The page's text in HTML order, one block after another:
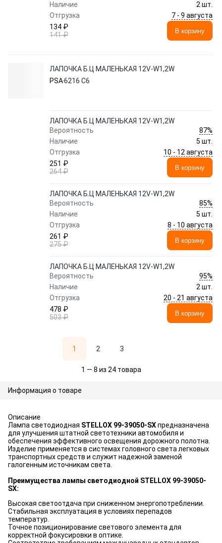
Наличие
2 шт.
Отгрузка
7 - 9 августа
134 ₽
141 ₽
В корзину
ЛАПОЧКА Б.Ц МАЛЕНЬКАЯ 12V-W1,2W
PSA6216 C6
ЛАПОЧКА Б.Ц МАЛЕНЬКАЯ 12V-W1,2W
Вероятность
87%
Наличие
5 шт.
Отгрузка
10 - 12 августа
251 ₽
264 ₽
В корзину
ЛАПОЧКА Б.Ц МАЛЕНЬКАЯ 12V-W1,2W
Вероятность
85%
Наличие
5 шт.
Отгрузка
8 - 10 августа
261 ₽
275 ₽
В корзину
ЛАПОЧКА Б.Ц МАЛЕНЬКАЯ 12V-W1,2W
Вероятность
95%
Наличие
2 шт.
Отгрузка
20 - 21 августа
478 ₽
503 ₽
В корзину
1 2 3
1 — 8 из 24 товара
Информация о товаре
Описание
Лампа светодиодная STELLOX 99-39050-SXпредназначена
для улучшения штатной светотехники автомобиля и
обеспечения эффективного освещения дорожного полотна.
Изделие применяется в системах головного света легковых
транспортных средств и служит надежной заменой
галогенным источникам света.
Преимущества лампы светодиодной STELLOX 99-39050-
SX:
Высокая светоотдача при сниженном энергопотреблении.
Стабильная эксплуатация в условиях перепадов
температур.
Точное позиционирование светового элемента для
корректной фокусировки в оптике.